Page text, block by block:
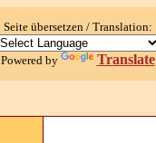
Seite übersetzen / Translation:
Powered by Translate